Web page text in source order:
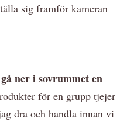
sig framför kameran
ner i sovrummet en
för en grupp tjejer
dra och handla innan vi